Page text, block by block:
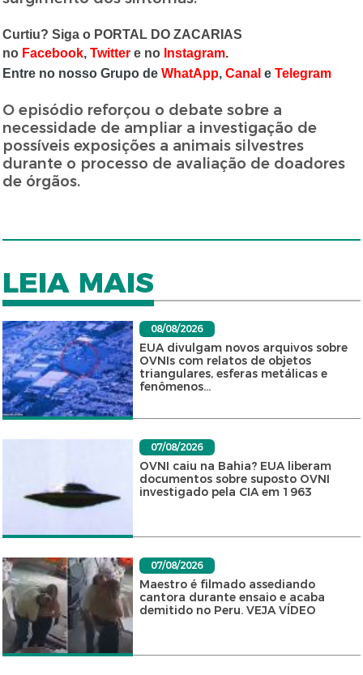
Curtiu? Siga o PORTAL DO ZACARIAS
no Facebook,Twitter e no Instagram.
Entre no nosso Grupo deWhatApp,Canal eTelegram
O episódio reforçou o debate sobre a
necessidade de ampliar a investigação de
possíveis exposições a animais silvestres
durante o processo de avaliação de doadores
de órgãos.
LEIA MAIS
08/08/2026
EUA divulgam novos arquivos sobre
OVNIs com relatos de objetos
triangulares, esferas metálicas e
fenômenos...
07/08/2026
OVNI caiu na Bahia? EUA liberam
documentos sobre suposto OVNI
investigado pela CIA em 1963
07/08/2026
Maestro é filmado assediando
cantora durante ensaio e acaba
demitido no Peru. VEJA VÍDEO